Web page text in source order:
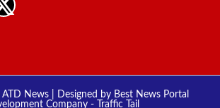
News | Designed by Best News Portal
Company- Traffic Tail